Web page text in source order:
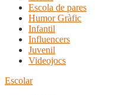
Escola de pares
Humor Gràfic
Infantil
Influencers
Juvenil
Videojocs
Escolar